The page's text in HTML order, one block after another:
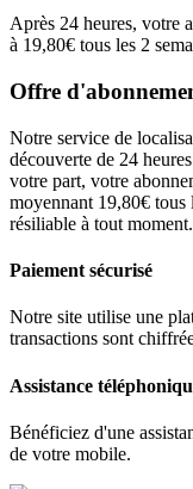
Après 24 heures, votre
à 19,80€ tous les 2
Offre
Notre service de
découverte de 24
votre part, votre
moyennant 19,80€ tous
résiliable à tout moment.
Paiement sécurisé
Notre site utilise une
transactions sont
Assistance
Bénéficiez d'une
de votre mobile.